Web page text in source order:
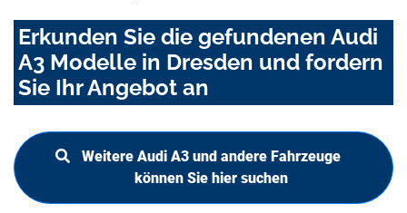
Erkunden Sie die gefundenen Audi
A3 Modelle in Dresden und fordern
Sie Ihr Angebot an
Weitere Audi A3 und andere Fahrzeuge
können Sie hier suchen